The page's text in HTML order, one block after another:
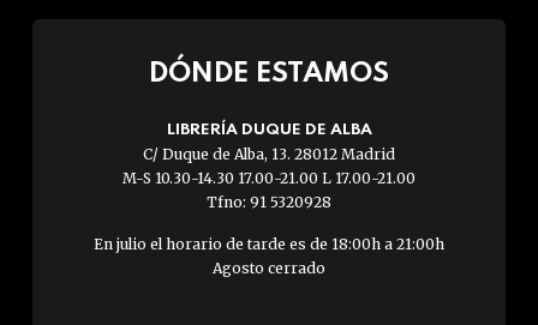
DÓNDE ESTAMOS
LIBRERÍA DUQUE DE ALBA
C/ Duque de Alba, 13. 28012 Madrid
M-S 10.30-14.30 17.00-21.00 L 17.00-21.00
Tfno: 91 5320928
En julio el horario de tarde es de 18:00h a 21:00h
Agosto cerrado